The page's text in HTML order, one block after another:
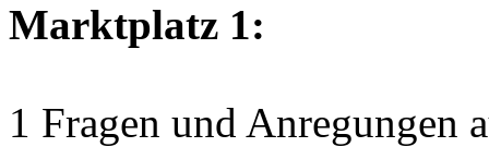
Marktplatz 1:
1 Fragen und Anregungen